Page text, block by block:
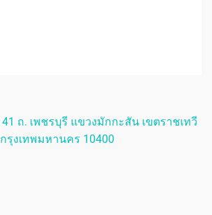
41 ถ. เพชรบุรี แขวงมักกะสัน เขตราชเทวี
กรุงเทพมหานคร 10400